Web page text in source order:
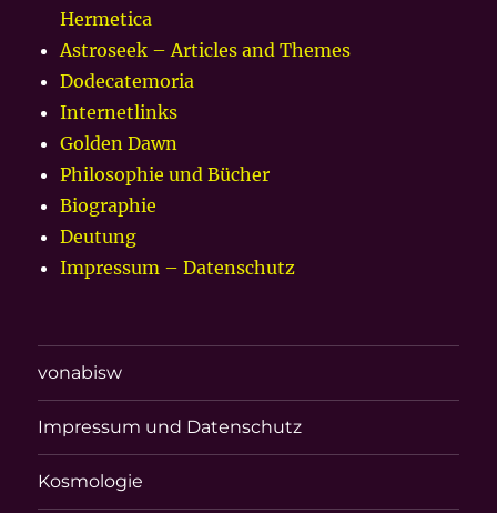
Hermetica
Astroseek – Articles and Themes
Dodecatemoria
Internetlinks
Golden Dawn
Philosophie und Bücher
Biographie
Deutung
Impressum – Datenschutz
vonabisw
Impressum und Datenschutz
Kosmologie